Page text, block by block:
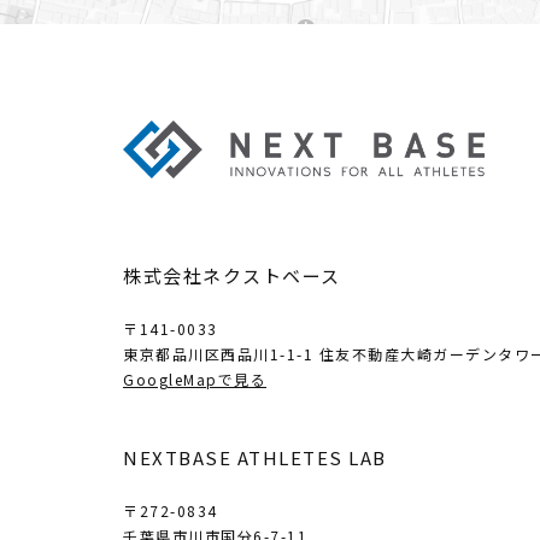
株式会社ネクストベース
〒141-0033
東京都品川区西品川1-1-1 住友不動産大崎ガーデンタワ
GoogleMapで見る
NEXTBASE ATHLETES LAB
〒272-0834